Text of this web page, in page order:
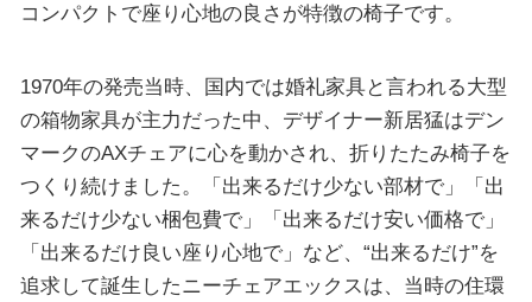
コンパクトで座り心地の良さが特徴の椅子です。
1970年の発売当時、国内では婚礼家具と言われる大型
の箱物家具が主力だった中、デザイナー新居猛はデン
マークのAXチェアに心を動かされ、折りたたみ椅子を
つくり続けました。「出来るだけ少ない部材で」「出
来るだけ少ない梱包費で」「出来るだけ安い価格で」
「出来るだけ良い座り心地で」など、“出来るだけ”を
追求して誕生したニーチェアエックスは、当時の住環